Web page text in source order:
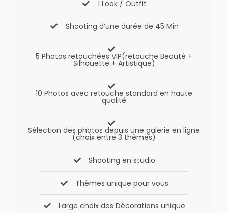
1 Look / Outfit
Shooting d’une durée de 45 Min
5 Photos retouchées VIP(retouche Beauté +
Silhouette + Artistique)
10 Photos avec retouche standard en haute
qualité
Sélection des photos depuis une galerie en ligne
(choix entre 3 thèmes)
Shooting en studio
Thèmes unique pour vous
Large choix des Décorations unique